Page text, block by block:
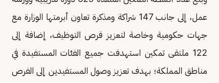
عمل، إلى جانب 147 شراكة ومذكرة تعاون أبرمتها الوزارة مع
جهات حكومية وخاصة لتعزيز فرص التوظيف، إضافة إلى
122 ملتقى تمكين استهدفت جميع الفئات المستفيدة في
مناطق المملكة؛ بهدف تعزيز وصول المستفيدين إلى الفرص